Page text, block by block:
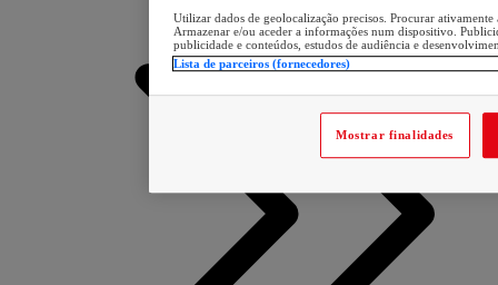
Utilizar dados de geolocalização precisos. Procurar
Armazenar e/ou aceder a informações num dispositivo.
publicidade e conteúdos, estudos de audiência e
Lista de parceiros (fornecedores)
Mostrar finalidades